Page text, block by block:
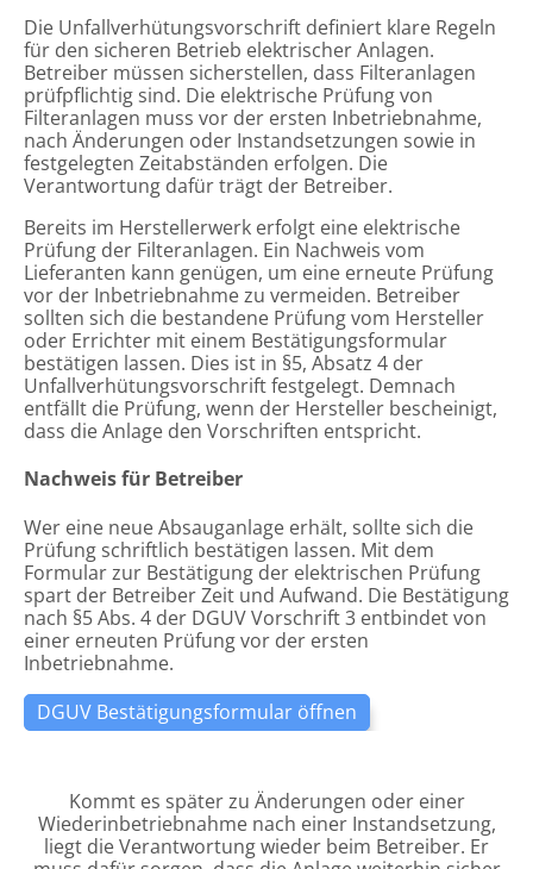
Die Unfallverhütungsvorschrift definiert klare Regeln
für den sicheren Betrieb elektrischer Anlagen.
Betreiber müssen sicherstellen, dass Filteranlagen
prüfpflichtig sind. Die elektrische Prüfung von
Filteranlagen muss vor der ersten Inbetriebnahme,
nach Änderungen oder Instandsetzungen sowie in
festgelegten Zeitabständen erfolgen. Die
Verantwortung dafür trägt der Betreiber.
Bereits im Herstellerwerk erfolgt eine elektrische
Prüfung der Filteranlagen. Ein Nachweis vom
Lieferanten kann genügen, um eine erneute Prüfung
vor der Inbetriebnahme zu vermeiden. Betreiber
sollten sich die bestandene Prüfung vom Hersteller
oder Errichter mit einem Bestätigungsformular
bestätigen lassen. Dies ist in §5, Absatz 4 der
Unfallverhütungsvorschrift festgelegt. Demnach
entfällt die Prüfung, wenn der Hersteller bescheinigt,
dass die Anlage den Vorschriften entspricht.
Nachweis für Betreiber
Wer eine neue Absauganlage erhält, sollte sich die
Prüfung schriftlich bestätigen lassen. Mit dem
Formular zur Bestätigung der elektrischen Prüfung
spart der Betreiber Zeit und Aufwand. Die Bestätigung
nach §5 Abs. 4 der DGUV Vorschrift 3 entbindet von
einer erneuten Prüfung vor der ersten
Inbetriebnahme.
DGUV Bestätigungsformular öffnen
Kommt es später zu Änderungen oder einer
Wiederinbetriebnahme nach einer Instandsetzung,
liegt die Verantwortung wieder beim Betreiber. Er
Datenschutzerklärung
1) Einleitung und Kontaktdaten des Verantwortlichen
1.1 Wir freuen uns, dass Sie unsere Website besuchen
und bedanken uns für Ihr Interesse. Im Folgenden
informieren wir Sie über den Umgang mit Ihren
personenbezogenen Daten bei der Nutzung unserer
Daten, mit denen Sie persönlich identifiziert werden
können.
Grundverordnung (DSGVO) ist Yana Mai,
airfilter.expert, Paul-Windgassen-Str. 8, 42897
Remscheid, Deutschland, Tel.: +49 (0) 2191 4371907,
Fax: +49 (0) 2191 4371909, E-Mail: info@airfilter.expert.
Allgemeine Geschäftsbedingungen
Die nachfolgend aufgeführten allgemeine
Geschäftsbedingungen sind in zwei Abschnitte
unterteilt. Im ersten Abschnitt werden die
allgemeinen Geschäftsbedingungen bei der
Vermittlung von Anfragen im Rahmen des Affiliate
Marketings beschrieben und im zweiten Abschnitt die
allgemeinen Verkaufs- und Lieferbedingungen beim
Verkauf von Waren.
Allgemeine Geschäftsbedingungen bei
Vermittlung von Anfragen (Affiliate